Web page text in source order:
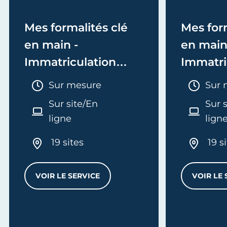
Mes formalités clé
en main -
Immatriculation
(EI/Micro-entreprise
ou réel)
Durée :
Sur mesure
Sur site/En
ligne
19 sites
VOIR LE SERVICEMES FORMALITÉS CLÉ EN MAIN -
Mes
en
Sur
Sur
19
VOIR LE